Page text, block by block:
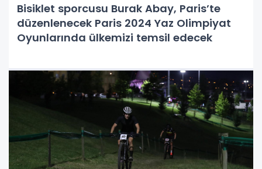
Bisiklet sporcusu Burak Abay, Paris’te
düzenlenecek Paris 2024 Yaz Olimpiyat
Oyunlarında ülkemizi temsil edecek